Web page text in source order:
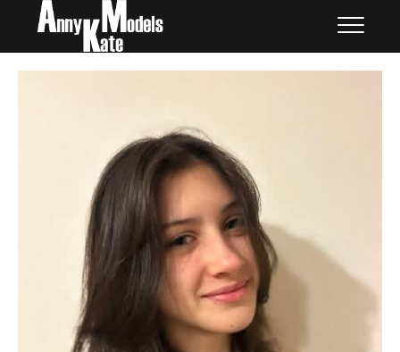
外国人モデル | AnnyKate
Models
外国人モデル | アニケイト・モデルズ